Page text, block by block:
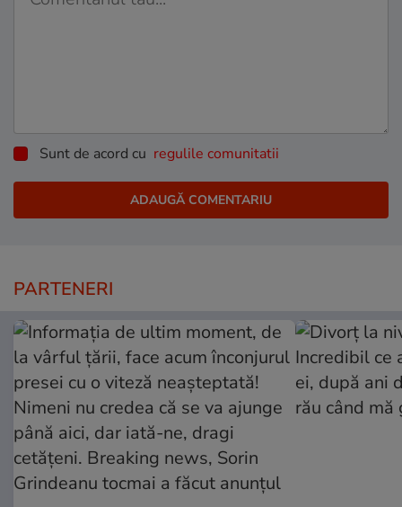
Sunt de acord cu regulile comunitatii
PARTENERI